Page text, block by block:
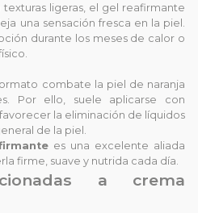
ligeras, el gel reafirmante
una sensación fresca en la piel.
durante los meses de calor o
combate la piel de naranja
Por ello, suele aplicarse con
la eliminación de líquidos
de la piel.
es una excelente aliada
firme, suave y nutrida cada día.
a crema